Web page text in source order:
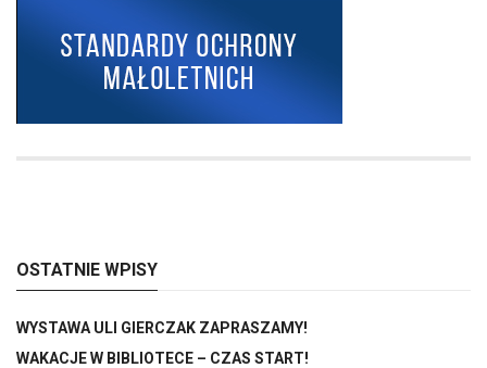
OSTATNIE WPISY
WYSTAWA ULI GIERCZAK ZAPRASZAMY!
WAKACJE W BIBLIOTECE – CZAS START!